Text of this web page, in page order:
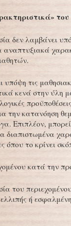
δεν λαμβάνει
υπόψη τις
κενά στην ύλη
την κατανόηση
Επιπλέον,
διαπιστωμένα
όπου το κρίνει
κατά την
του
ή